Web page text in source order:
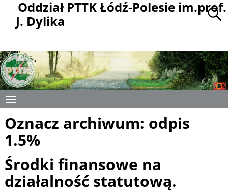
Oddział PTTK Łódź-Polesie im.prof.
J. Dylika
Oznacz archiwum: odpis
1.5%
Środki finansowe na
działalność statutową.